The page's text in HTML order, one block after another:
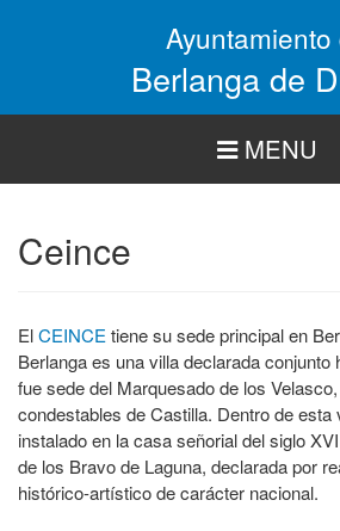
Ayuntamiento
Berlanga de
MENU
Ceince
ElCEINCE tiene su sede principal en
Berlanga es una villa declarada
fue sede del Marquesado de los
condestables de Castilla. Dentro de
instalado en la casa señorial del siglo
de los Bravo de Laguna, declarada por
histórico-artístico de carácter nacional.